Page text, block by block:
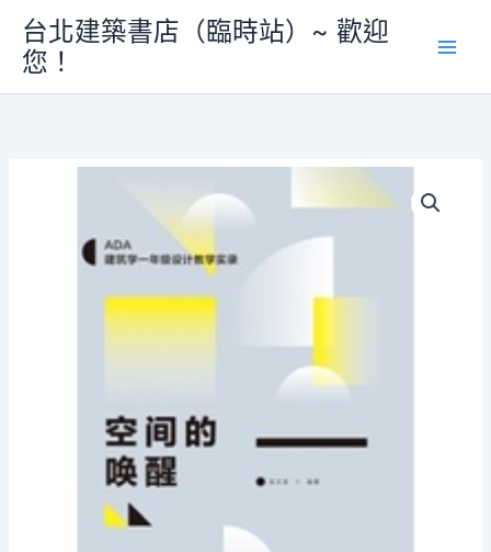
要
台北建築書店（臨時站）~ 歡迎
您！
築
學
設